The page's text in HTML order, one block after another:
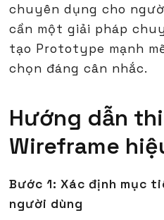
chuyên dụng cho
cần một giải pháp
tạo Prototype mạnh
chọn đáng cân nhắc.
Hướng dẫn
Wireframe
Bước 1: Xác định mục
người dùng